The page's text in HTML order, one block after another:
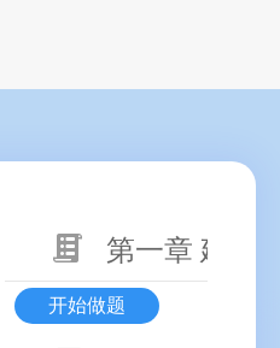
第一章 建设
开始做题